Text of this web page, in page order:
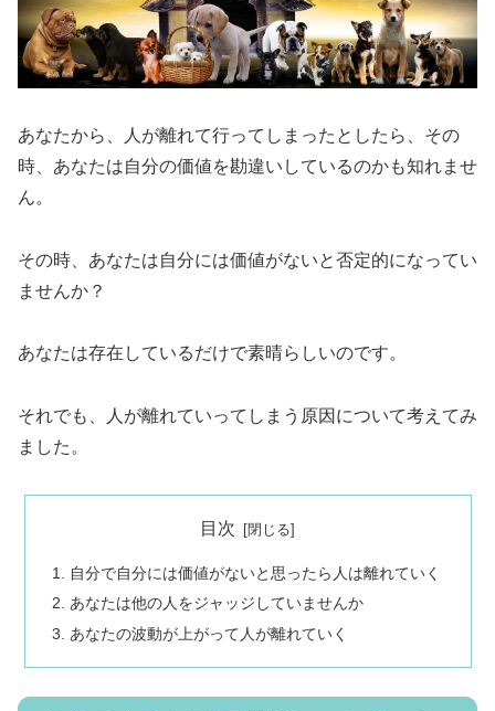
あなたから、人が離れて行ってしまったとしたら、その
時、あなたは自分の価値を勘違いしているのかも知れませ
ん。
その時、あなたは自分には価値がないと否定的になってい
ませんか？
あなたは存在しているだけで素晴らしいのです。
それでも、人が離れていってしまう原因について考えてみ
ました。
目次
自分で自分には価値がないと思ったら人は離れていく
あなたは他の人をジャッジしていませんか
あなたの波動が上がって人が離れていく